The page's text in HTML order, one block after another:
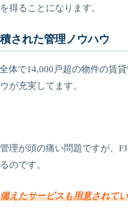
得ることになります。
された管理ノウハウ
体で14,000戸超の物件の賃
が充実してます。
理が頭の痛い問題ですが、
のです。
えたサービスも用意されて